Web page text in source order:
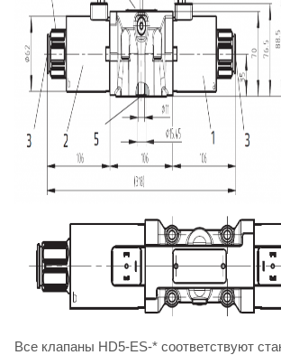
Все клапаны HD5-ES-* соответствуют